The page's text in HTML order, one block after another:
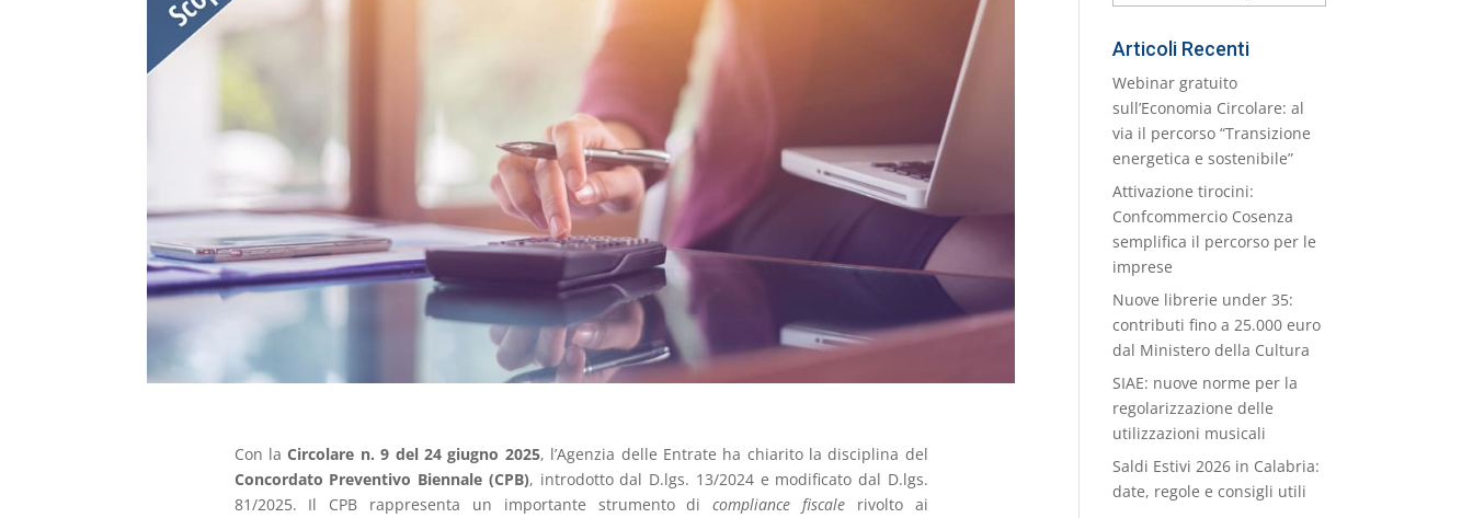
Con laCircolare n. 9 del 24 giugno 2025, l’Agenzia delle Entrate ha chiarito la disciplina del
Concordato Preventivo Biennale (CPB), introdotto dal D.lgs. 13/2024 e modificato dal D.lgs.
81/2025. Il CPB rappresenta un importante strumento dicompliance fiscale rivolto ai
nostre
Categorie
Articoli Recenti
Webinar gratuito
sull’Economia Circolare: al
via il percorso “Transizione
energetica e sostenibile”
Attivazione tirocini:
Confcommercio Cosenza
semplifica il percorso per le
imprese
Nuove librerie under 35:
contributi fino a 25.000 euro
dal Ministero della Cultura
SIAE: nuove norme per la
regolarizzazione delle
utilizzazioni musicali
Saldi Estivi 2026 in Calabria:
date, regole e consigli utili